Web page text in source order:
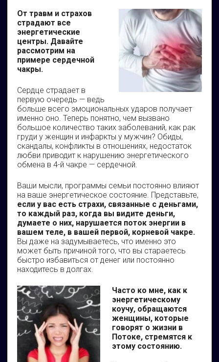
От травм и страхов
страдают все
энергетические
центры. Давайте
рассмотрим на
примере сердечной
чакры.
Сердце страдает в
первую очередь — ведь
больше всего эмоциональных ударов получает
именно оно. Теперь понятно, чем вызвано
большое количество таких заболеваний, как рак
груди у женщин и инфаркты у мужчин? Обиды,
скандалы, конфликты в отношениях, недостаток
любви приводит к нарушению энергетического
обмена в 4-й чакре — сердечной.
Ваши мысли, программы семьи постоянно влияют
на ваше энергетическое состояние. Представьте,
если у вас есть страхи, связанные с деньгами,
то каждый раз, когда вы видите деньги,
думаете о них, нарушается поток энергии в
вашем теле, в вашей первой, корневой чакре.
Вы даже на задумываетесь, что именно это
может быть причиной того, что вы стараетесь
быстро избавиться от денег или постоянно
находитесь в долгах.
Часто ко мне, как к
энергетическому
коучу, обращаются
женщины, которые
говорят о жизни в
Потоке, стремятся к
этому состоянию.